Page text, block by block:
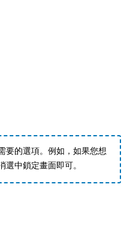
要的選項。例如，如果您想
選中鎖定畫面即可。